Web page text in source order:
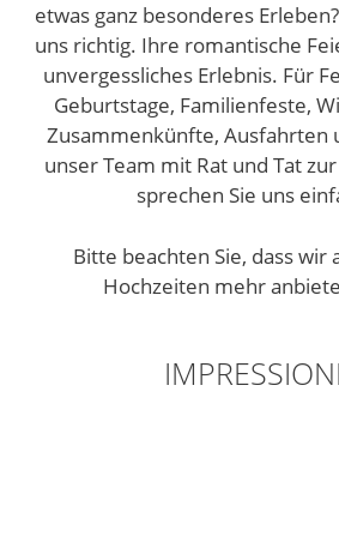
etwas ganz besonderes
uns richtig. Ihre romantische
unvergessliches Erlebnis. Für
Geburtstage, Familienfeste,
Zusammenkünfte, Ausfahrten
unser Team mit Rat und Tat
sprechen Sie uns
Bitte beachten Sie, dass wir
Hochzeiten mehr